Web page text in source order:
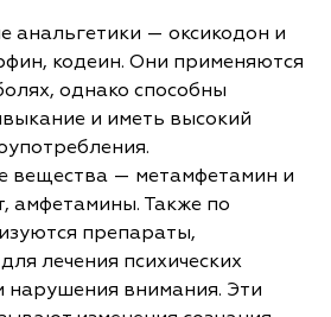
анальгетики — оксикодон и
кодеин. Они применяются
однако способны
и иметь высокий
вещества — метамфетамин и
амфетамины. Также по
препараты,
лечения психических
нарушения внимания. Эти